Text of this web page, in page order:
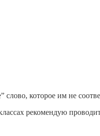
слово, которое им не
рекомендую